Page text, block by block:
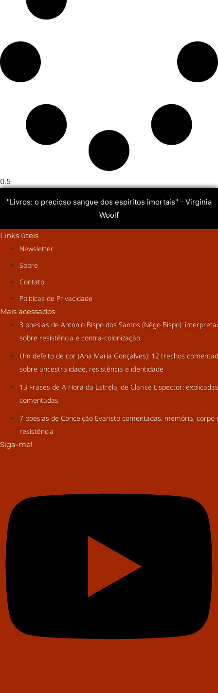
"Livros: o precioso sangue dos espíritos imortais" - Virginia
Woolf
Links úteis
Newsletter
Sobre
Contato
Políticas de Privacidade
Mais acessados
3 poesias de Antonio Bispo dos Santos (Nêgo Bispo):
sobre resistência e contra-colonização
Um defeito de cor (Ana Maria Gonçalves): 12 trechos
sobre ancestralidade, resistência e identidade
13 Frases de A Hora da Estrela, de Clarice Lispector:
comentadas
7 poesias de Conceição Evaristo comentadas: memória, corpo
resistência
Siga-me!